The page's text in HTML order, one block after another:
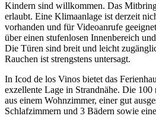
Kindern sind willkommen. Das
erlaubt. Eine Klimaanlage ist derzeit
vorhanden und für Videoanrufe
über einen stufenlosen Innenbereich
Die Türen sind breit und leicht
Rauchen ist strengstens untersagt.
In Icod de los Vinos bietet das
exzellente Lage in Strandnähe. Die 100
aus einem Wohnzimmer, einer gut
Schlafzimmern und 3 Bädern sowie